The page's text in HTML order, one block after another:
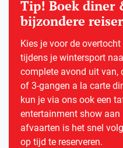
Tip! Boek diner
bijzondere
Kies je voor de
tijdens je wintersport
complete avond uit van,
of 3-gangen a la carte
kun je via ons ook een
entertainment show
afvaarten is het snel
op tijd te reserveren.